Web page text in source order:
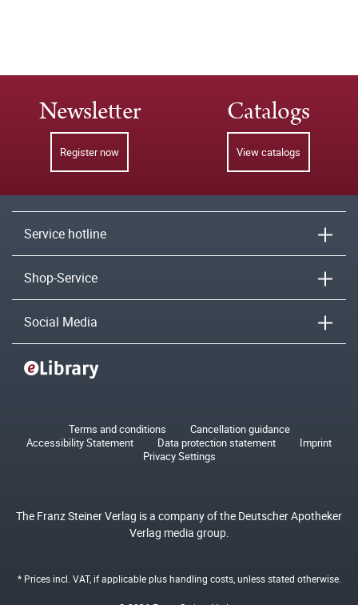
Newsletter
Register now
Catalogs
View catalogs
Service hotline
Shop-Service
Social Media
Terms and conditions
Cancellation guidance
Accessibility Statement
Data protection statement
Imprint
Privacy Settings
The Franz Steiner Verlag is a company of the Deutscher Apotheker
Verlag media group.
* Prices incl. VAT, if applicable plushandling costs, unless stated otherwise.